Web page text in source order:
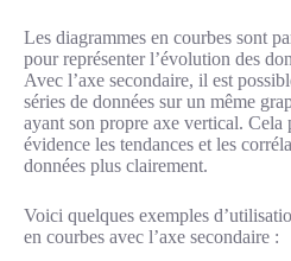
Les diagrammes en courbes sont
pour représenter l’évolution des
Avec l’axe secondaire, il est
séries de données sur un même
ayant son propre axe vertical. Cela
évidence les tendances et les
données plus clairement.
Voici quelques exemples
en courbes avec l’axe secondaire :